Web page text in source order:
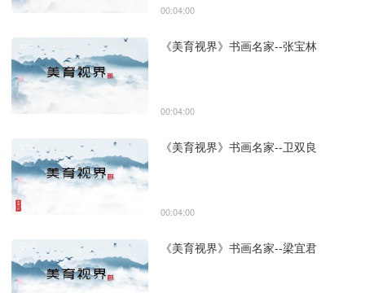
00:04:00
《美育视界》书画名家--张宝林
00:04:00
《美育视界》书画名家--卫双良
00:04:00
《美育视界》书画名家--梁宜君